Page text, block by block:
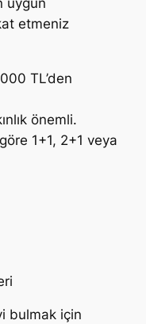
uygun
etmeniz
TL’den
önemli.
1+1, 2+1 veya
bulmak için